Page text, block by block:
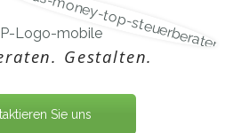
Gestalten.
Sie uns